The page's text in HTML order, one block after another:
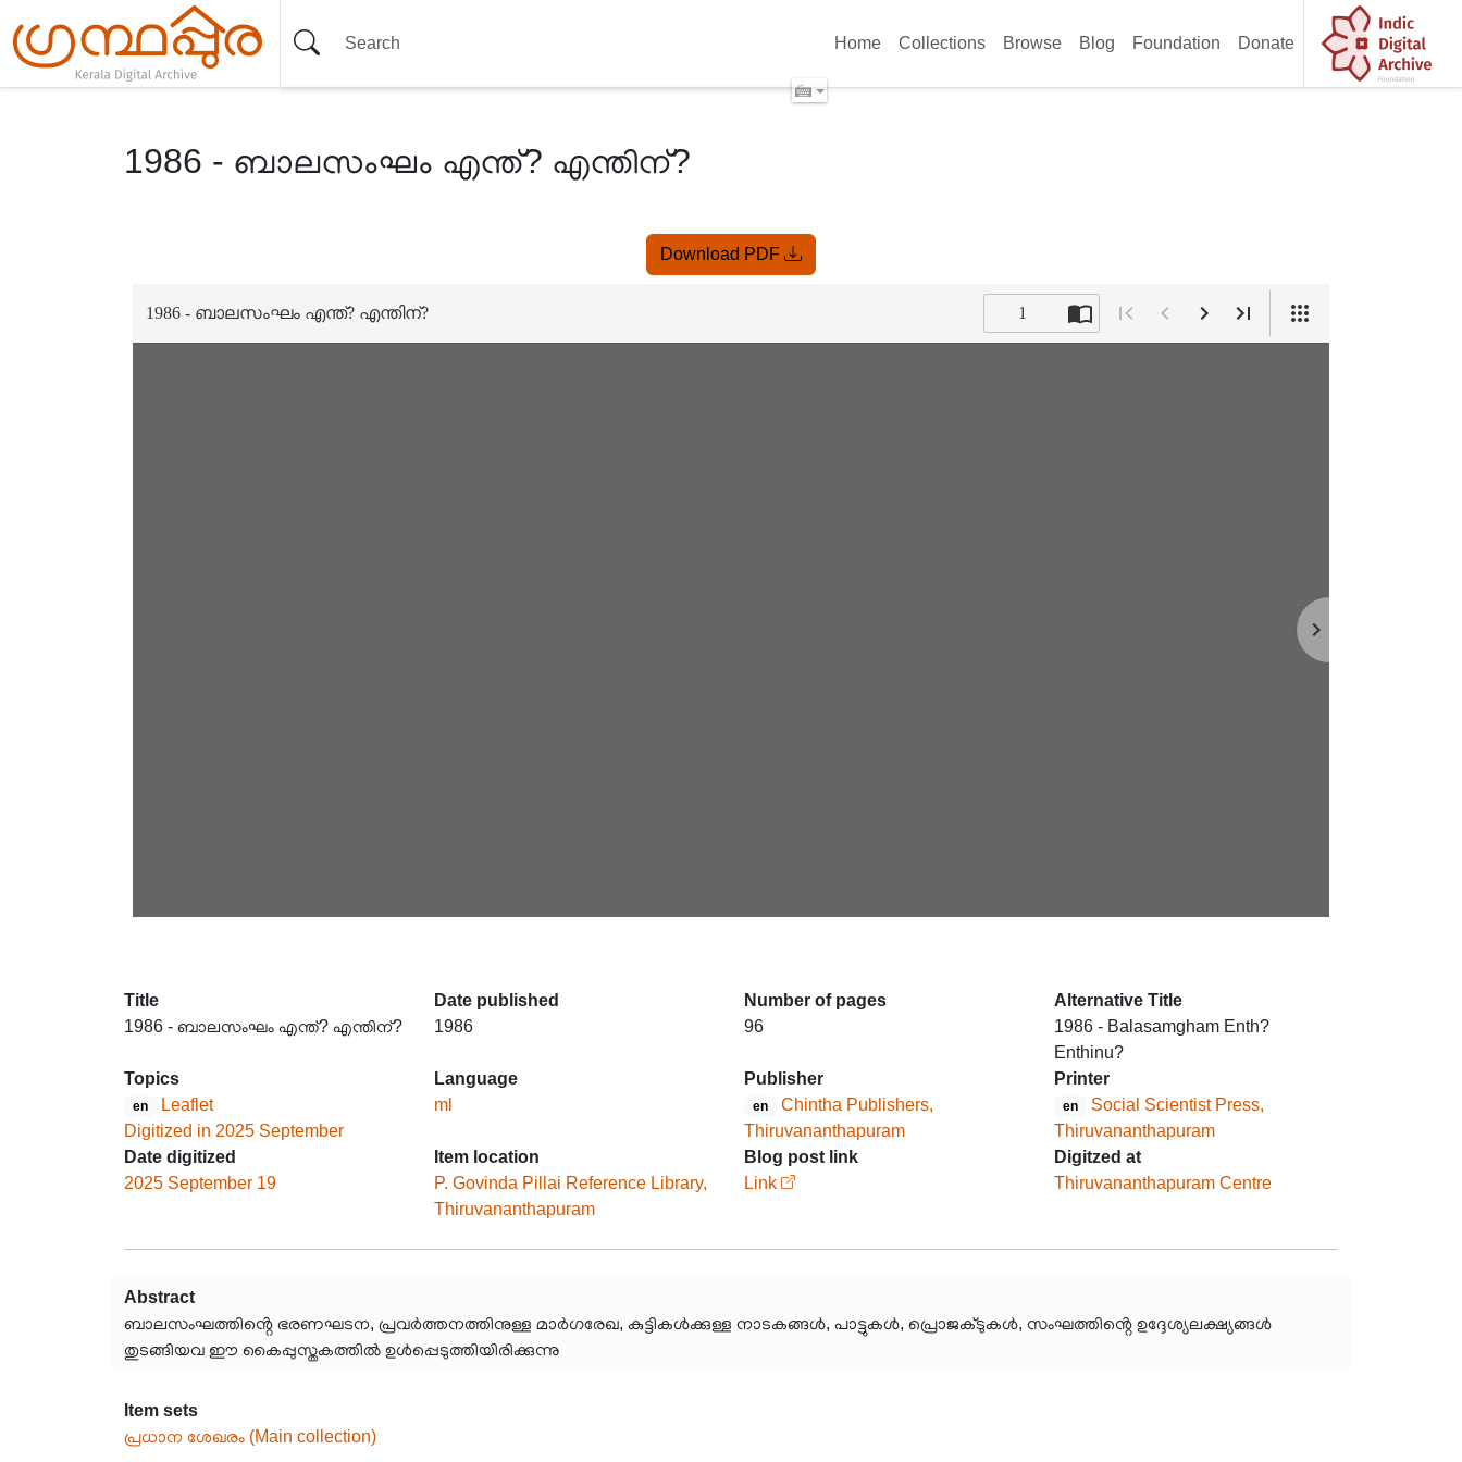
Home Collections Browse Blog Foundation Donate
1986 - ബാലസംഘം എന്ത്? എന്തിന്?
Download PDF
Title
1986 - ബാലസംഘം എന്ത്? എന്തിന്?
Date published
1986
Number of pages
96
Alternative Title
1986 - Balasamgham Enth?
Enthinu?
Topics
en
Leaflet
Digitized in 2025 September
Language
ml
Publisher
en
Chintha Publishers,
Thiruvananthapuram
Printer
en
Social Scientist Press,
Thiruvananthapuram
Date digitized
2025 September 19
Item location
P. Govinda Pillai Reference Library,
Thiruvananthapuram
Blog post link
Link
Digitzed at
Thiruvananthapuram Centre
Abstract
ബാലസംഘത്തിൻ്റെ ഭരണഘടന, പ്രവർത്തനത്തിനുള്ള മാർഗരേഖ, കുട്ടികൾക്കുള്ള നാടകങ്ങൾ, പാട്ടുകൾ, പ്രൊജക്ടുകൾ, സംഘത്തിൻ്റെ ഉദ്ദേശ്യലക്ഷ്യങ്ങൾ
തുടങ്ങിയവ ഈ കൈപ്പുസ്തകത്തിൽ ഉൾപ്പെടുത്തിയിരിക്കുന്നു
Item sets
പ്രധാന ശേഖരം (Main collection)